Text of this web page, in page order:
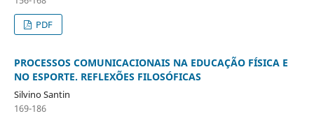
PDF
PROCESSOS COMUNICACIONAIS NA EDUCAÇÃO FÍSICA E
NO ESPORTE. REFLEXÕES FILOSÓFICAS
Silvino Santin
169-186